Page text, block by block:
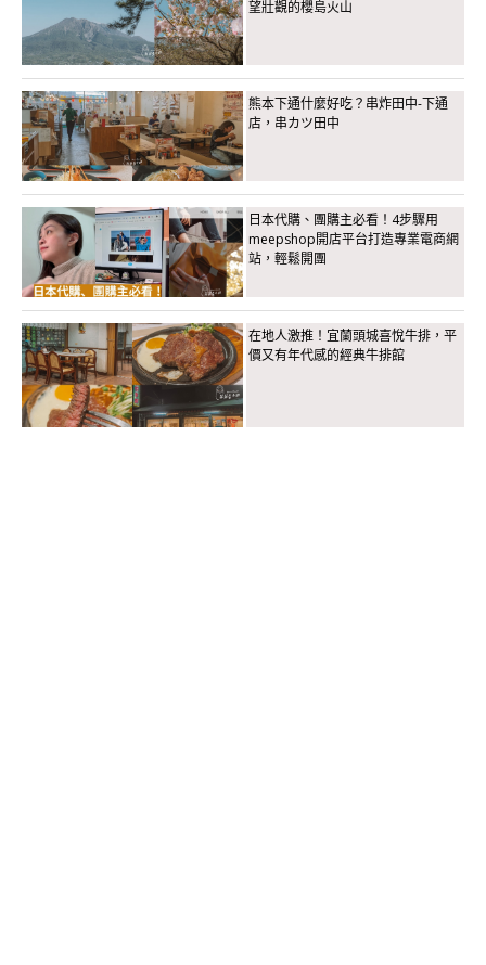
望壯觀的櫻島火山
熊本下通什麼好吃？串炸田中-下通
店，串カツ田中
日本代購、團購主必看！4步驟用
meepshop開店平台打造專業電商網
站，輕鬆開團
在地人激推！宜蘭頭城喜悅牛排，平
價又有年代感的經典牛排館